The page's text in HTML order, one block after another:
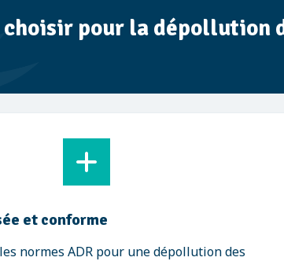
pour la dépollution
et conforme
normes ADR pour une dépollution des